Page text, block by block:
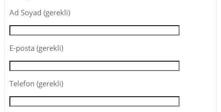
Ad Soyad (gerekli)
E-posta (gerekli)
Telefon (gerekli)